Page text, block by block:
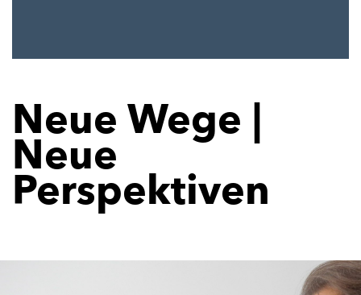
Neue Wege |
Neue
Perspektiven